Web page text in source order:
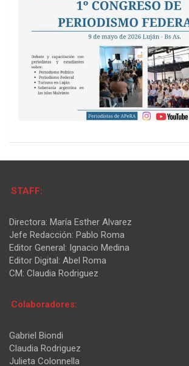
STAFF:
Directora: María Esther Alvarez
Jefe Redacción: Pablo Roma
Editor General: Ignacio Medina
Editor Digital: Abel Roma
CM: Claudia Rodriguez
Colaboradores:
Gabriel Biondi
Claudia Rodriguez
Julieta Colonnella